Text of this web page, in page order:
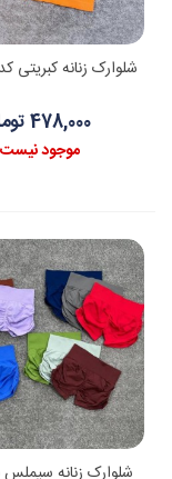
شلوارک زنانه کبریتی کد 029 تکی
478,000 تومان
موجود نیست
شلوارک زنانه